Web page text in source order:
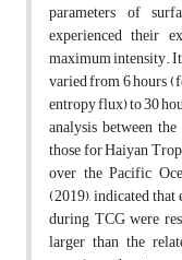
parameters of
experienced their
maximum intensity.
varied from 6 hours
entropy flux) to 30
analysis between
those for Haiyan
over the Pacific
(2019), indicated
during TCG were
larger than the